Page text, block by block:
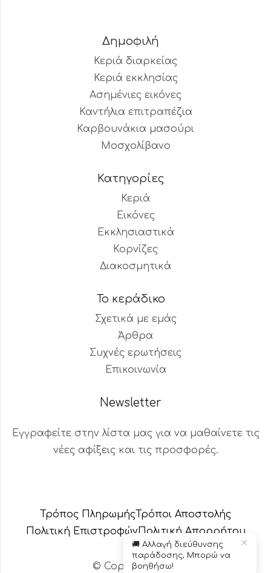
Δημοφιλή
Κεριά διαρκείας
Κεριά εκκλησίας
Ασημένιες εικόνες
Καντήλια επιτραπέζια
Καρβουνάκια μασούρι
Μοσχολίβανο
Κατηγορίες
Κεριά
Εικόνες
Εκκλησιαστικά
Κορνίζες
Διακοσμητικά
Το κεράδικο
Σχετικά με εμάς
Άρθρα
Συχνές ερωτήσεις
Επικοινωνία
Newsletter
Εγγραφείτε στην λίστα μας για να μαθαίνετε τις
νέες αφίξεις και τις προσφορές.
Τρόπος ΠληρωμήςΤρόποι Αποστολής
Πολιτική ΕπιστροφώνΠολιτική Aπορρήτου
© Copyright 2024 – Το κεράδικο
✕
🚚 Αλλαγή διεύθυνσης
παράδοσης; Μπορώ να
βοηθήσω!